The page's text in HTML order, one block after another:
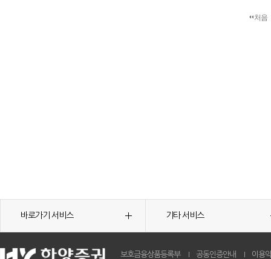
처음
바로가기 서비스 기타 서비스
보호금융상품등록부 공동인증안내 이용